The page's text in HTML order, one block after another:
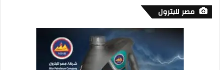
مصر للبترول